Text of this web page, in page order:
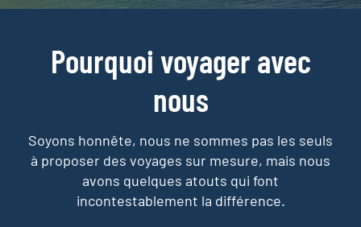
Pourquoi voyager avec
nous
Soyons honnête, nous ne sommes pas les seuls
à proposer des voyages sur mesure, mais nous
avons quelques atouts qui font
incontestablement la différence.